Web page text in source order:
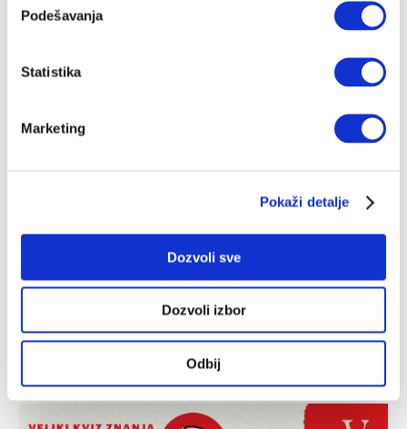
Podešavanja
Statistika
Marketing
Pokaži detalje
Dozvoli sve
Dozvoli izbor
Odbij